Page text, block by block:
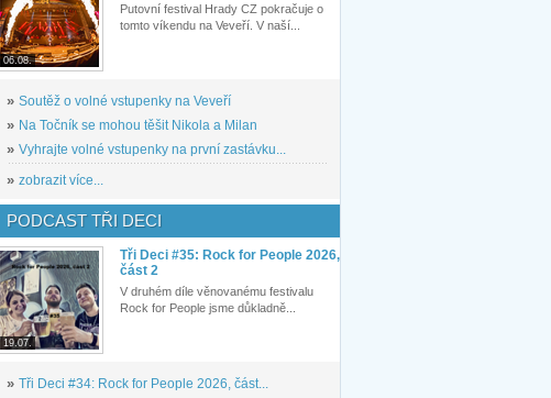
06.08.
Putovní festival Hrady CZ pokračuje o
tomto víkendu na Veveří. V naší...
» Soutěž o volné vstupenky na Veveří
» Na Točník se mohou těšit Nikola a Milan
» Vyhrajte volné vstupenky na první zastávku...
» zobrazit více...
PODCAST TŘI DECI
19.07.
Tři Deci #35: Rock for People 2026,
část 2
V druhém díle věnovanému festivalu
Rock for People jsme důkladně...
» Tři Deci #34: Rock for People 2026, část...